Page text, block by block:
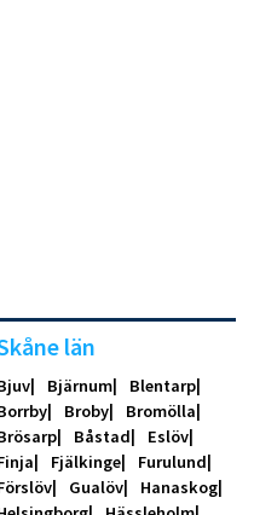
län
Bjärnum
Blentarp
Broby
Bromölla
Båstad
Eslöv
Fjälkinge
Furulund
Gualöv
Hanaskog